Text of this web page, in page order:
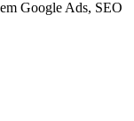
Google Ads, SEO